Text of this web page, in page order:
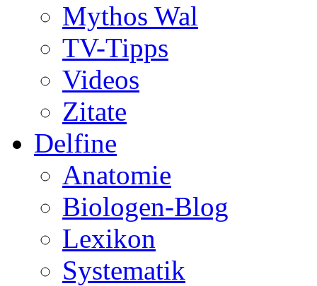
Mythos Wal
TV-Tipps
Videos
Zitate
Delfine
Anatomie
Biologen-Blog
Lexikon
Systematik